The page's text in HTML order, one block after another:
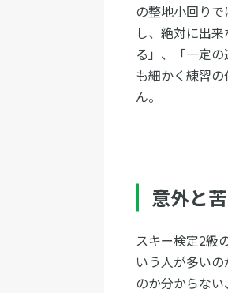
の整地小回り
し、絶対に出
る」、「一定
も細かく練習
ん。
意外と
スキー検定2級
いう人が多い
のか分からな